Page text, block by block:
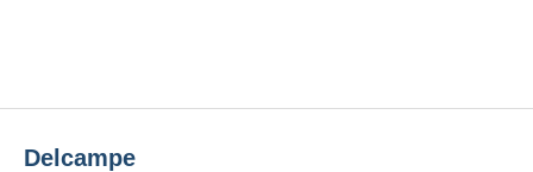
Delcampe